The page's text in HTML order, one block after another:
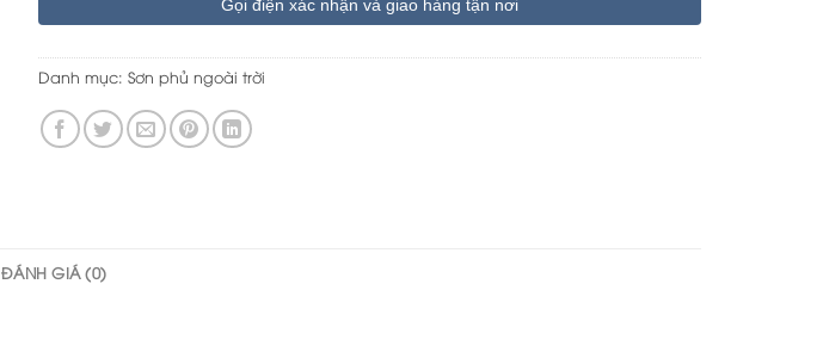
Gọi điện xác nhận và giao hàng tận nơi
Danh mục: Sơn phủ ngoài trời
ĐÁNH GIÁ (0)